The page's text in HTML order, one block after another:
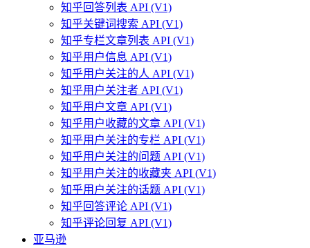
知乎回答列表 API (V1)
知乎关键词搜索 API (V1)
知乎专栏文章列表 API (V1)
知乎用户信息 API (V1)
知乎用户关注的人 API (V1)
知乎用户关注者 API (V1)
知乎用户文章 API (V1)
知乎用户收藏的文章 API (V1)
知乎用户关注的专栏 API (V1)
知乎用户关注的问题 API (V1)
知乎用户关注的收藏夹 API (V1)
知乎用户关注的话题 API (V1)
知乎回答评论 API (V1)
知乎评论回复 API (V1)
亚马逊